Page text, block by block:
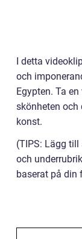
I detta
och
Egypten. Ta
skönheten och
konst.
(TIPS: Lägg
och
baserat på din